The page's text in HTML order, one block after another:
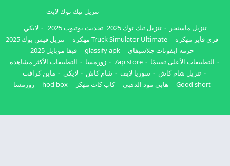
تنزيل ماسنجر تنزيل تيك توك 2025
تنزيل تيك توك لايت
تحديث يوتيوب 2025
لايكي
فري فاير مهكره
Truck Simulator Ultimate مهكره
تنزيل فيس بوك 2025
حزمه ايقونات جلاسيفاي
glassify apk
فيفا موبايل 2025
التطبيقات الأعلى تقييمًا
7ap store زورمسا
التطبيقات الأكثر مشاهدة
تنزيل شام كاش
سوريا لايف شام كاش لايكي
ماين كرافت
Good short
هابي مود الذهبي كاب كات مهكر hod box زورمسا